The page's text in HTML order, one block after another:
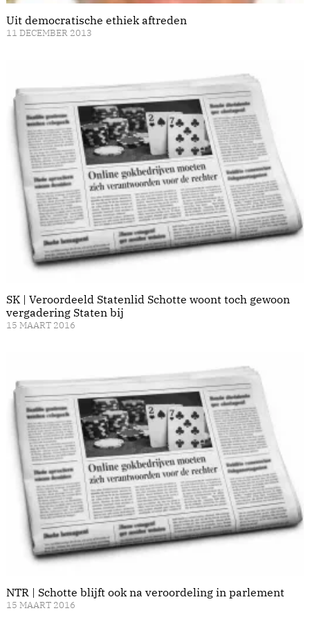
Uit democratische ethiek aftreden
11 DECEMBER 2013
SK | Veroordeeld Statenlid Schotte woont toch gewoon
vergadering Staten bij
15 MAART 2016
NTR | Schotte blijft ook na veroordeling in parlement
15 MAART 2016